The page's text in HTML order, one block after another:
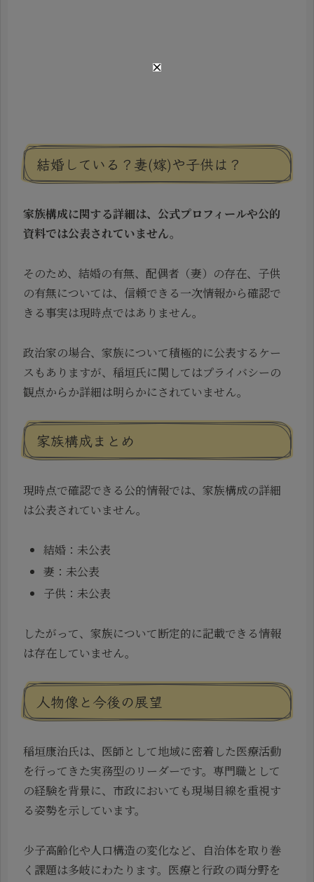
結婚している？妻(嫁)や子供は？
家族構成に関する詳細は、公式プロフィールや公的
資料では公表されていません。
そのため、結婚の有無、配偶者（妻）の存在、子供
の有無については、信頼できる一次情報から確認で
きる事実は現時点ではありません。
政治家の場合、家族について積極的に公表するケー
スもありますが、稲垣氏に関してはプライバシーの
観点からか詳細は明らかにされていません。
家族構成まとめ
現時点で確認できる公的情報では、家族構成の詳細
は公表されていません。
結婚：未公表
妻：未公表
子供：未公表
したがって、家族について断定的に記載できる情報
は存在していません。
人物像と今後の展望
稲垣康治氏は、医師として地域に密着した医療活動
を行ってきた実務型のリーダーです。専門職として
の経験を背景に、市政においても現場目線を重視す
る姿勢を示しています。
少子高齢化や人口構造の変化など、自治体を取り巻
く課題は多岐にわたります。医療と行政の両分野を